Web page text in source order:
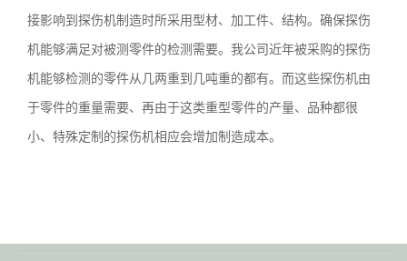
接影响到探伤机制造时所采用型材、加工件、结构。确保探伤
机能够满足对被测零件的检测需要。我公司近年被采购的探伤
机能够检测的零件从几两重到几吨重的都有。而这些探伤机由
于零件的重量需要、再由于这类重型零件的产量、品种都很
小、特殊定制的探伤机相应会增加制造成本。